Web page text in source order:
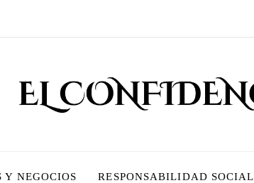
Y NEGOCIOS RESPONSABILIDAD SOCIAL